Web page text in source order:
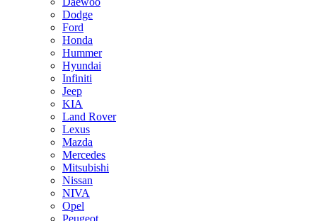
Dodge
Ford
Honda
Hummer
Hyundai
Infiniti
Jeep
KIA
Land Rover
Lexus
Mazda
Mercedes
Mitsubishi
Nissan
NIVA
Opel